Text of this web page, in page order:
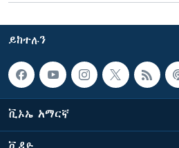
ይከተሉን
ቪኦኤ አማርኛ